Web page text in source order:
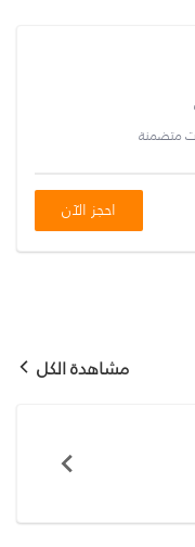
متضمنة
احجز الآن
مشاهدة الكل